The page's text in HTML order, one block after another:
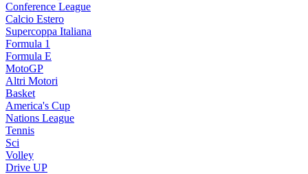
Conference League
Calcio Estero
Supercoppa Italiana
Formula 1
Formula E
MotoGP
Altri Motori
Basket
America's Cup
Nations League
Tennis
Sci
Volley
Drive UP